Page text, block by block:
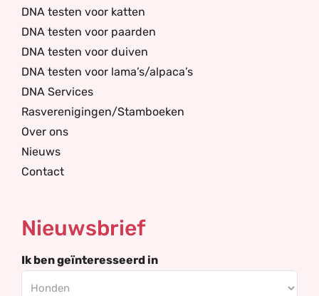
DNA testen voor katten
DNA testen voor paarden
DNA testen voor duiven
DNA testen voor lama’s/alpaca’s
DNA Services
Rasverenigingen/Stamboeken
Over ons
Nieuws
Contact
Nieuwsbrief
Ik ben geïnteresseerd in